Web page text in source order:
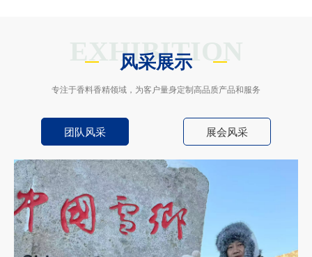
EXHIBITION
风采展示
专注于香料香精领域，为客户量身定制高品质产品和服务
团队风采 展会风采